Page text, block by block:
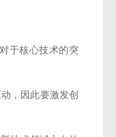
于核心技术的突
，因此要激发创